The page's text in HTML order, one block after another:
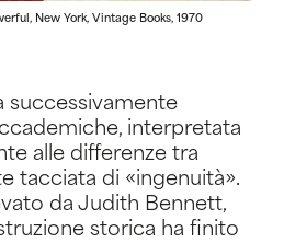
New York, Vintage Books, 1970
successivamente
interpretata
alle differenze tra
tacciata di «ingenuità».
da Judith Bennett,
storica ha finito